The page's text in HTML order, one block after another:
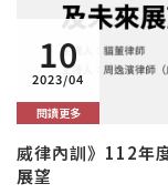
10
2023/04
閱讀更多
威律內訓》112年
展望